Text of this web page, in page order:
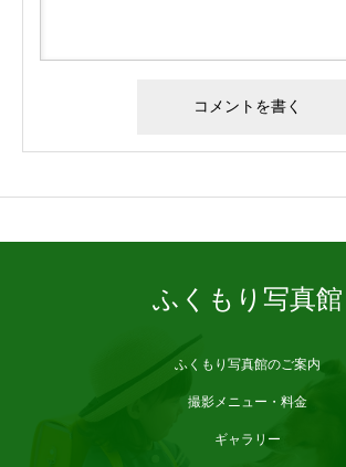
ふくもり写真館
ふくもり写真館のご案内
撮影メニュー・料金
ギャラリー